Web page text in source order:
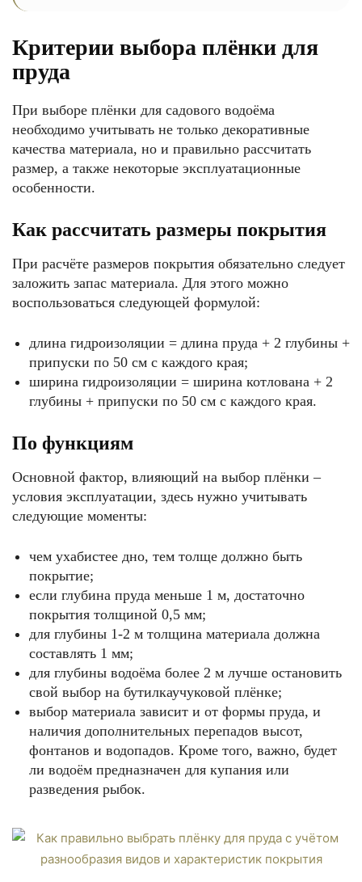
Критерии выбора плёнки для
пруда
При выборе плёнки для садового водоёма
необходимо учитывать не только декоративные
качества материала, но и правильно рассчитать
размер, а также некоторые эксплуатационные
особенности.
Как рассчитать размеры покрытия
При расчёте размеров покрытия обязательно следует
заложить запас материала. Для этого можно
воспользоваться следующей формулой:
длина гидроизоляции = длина пруда + 2 глубины +
припуски по 50 см с каждого края;
ширина гидроизоляции = ширина котлована + 2
глубины + припуски по 50 см с каждого края.
По функциям
Основной фактор, влияющий на выбор плёнки –
условия эксплуатации, здесь нужно учитывать
следующие моменты:
чем ухабистее дно, тем толще должно быть
покрытие;
если глубина пруда меньше 1 м, достаточно
покрытия толщиной 0,5 мм;
для глубины 1-2 м толщина материала должна
составлять 1 мм;
для глубины водоёма более 2 м лучше остановить
свой выбор на бутилкаучуковой плёнке;
выбор материала зависит и от формы пруда, и
наличия дополнительных перепадов высот,
фонтанов и водопадов. Кроме того, важно, будет
ли водоём предназначен для купания или
разведения рыбок.